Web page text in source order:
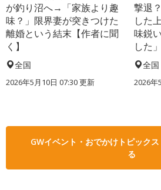
が釣り沼へ→「家族より趣
味？」限界妻が突きつけた
離婚という結末【作者に聞
く】
全国
2026年5月10日 07:30 更新
撃退
した
味鋭
した
全国
2026年
GWイベント・おでかけトピック
る